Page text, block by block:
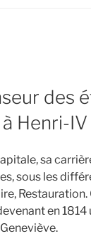
des
Henri-IV
sa
sous les
en 1814